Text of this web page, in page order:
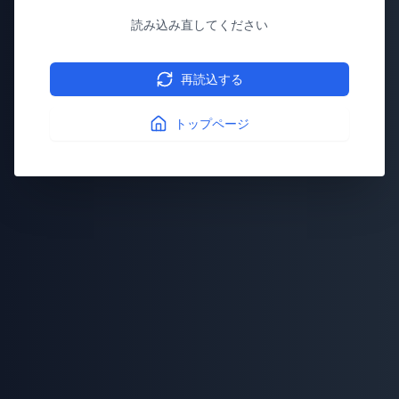
読み込み直してください
再読込する
トップページ